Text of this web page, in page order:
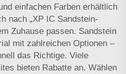
einfachen Farben erhältlich
nach „XP IC Sandstein-
Zuhause passen. Sandstein
mit zahlreichen Optionen –
das Richtige. Viele
bieten Rabatte an. Wählen